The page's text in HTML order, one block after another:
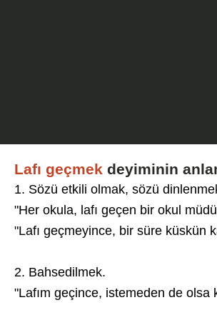
Lafı geçmek deyiminin
1. Sözü etkili olmak, sözü
"Her okula, lafı geçen bir okul
"Lafı geçmeyince, bir süre küskün
2. Bahsedilmek.
"Lafım geçince, istemeden de olsa